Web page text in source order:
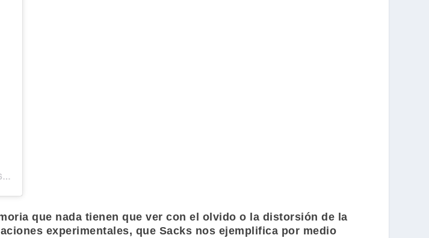
que nada tienen que ver con el olvido o la distorsión de la
experimentales, que Sacks nos ejemplifica por medio